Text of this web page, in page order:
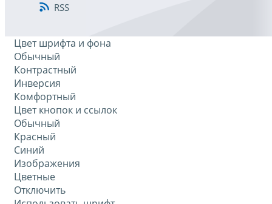
RSS
Цвет шрифта и фона
Обычный
Контрастный
Инверсия
Комфортный
Цвет кнопок и ссылок
Обычный
Красный
Синий
Изображения
Цветные
Отключить